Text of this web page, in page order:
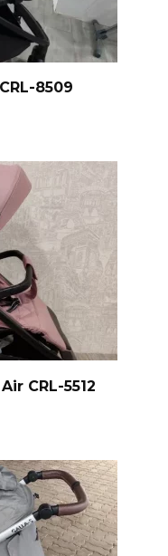
8509
CRL-5512